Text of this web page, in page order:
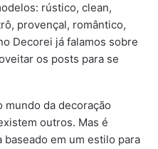
rústico, clean,
provençal, romântico,
Decorei já falamos sobre
os posts para se
mundo da decoração
outros. Mas é
em um estilo para